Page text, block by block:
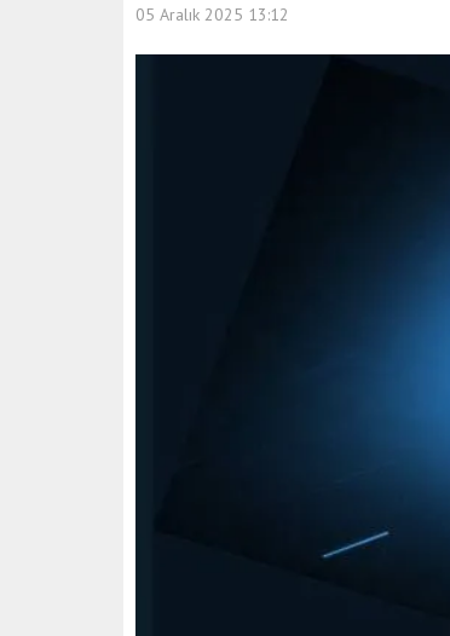
05 Aralık 2025 13:12